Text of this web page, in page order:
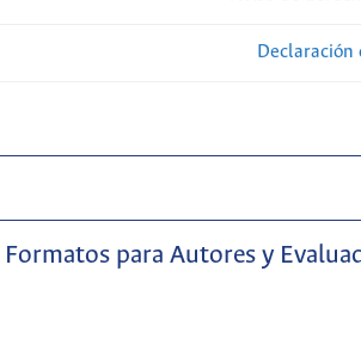
Formatos para Autores y